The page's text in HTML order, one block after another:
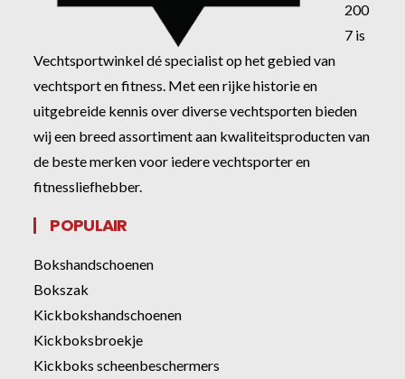
200
7 is
Vechtsportwinkel dé specialist op het gebied van
vechtsport en fitness. Met een rijke historie en
uitgebreide kennis over diverse vechtsporten bieden
wij een breed assortiment aan kwaliteitsproducten van
de beste merken voor iedere vechtsporter en
fitnessliefhebber.
POPULAIR
Bokshandschoenen
Bokszak
Kickbokshandschoenen
Kickboksbroekje
Kickboks scheenbeschermers